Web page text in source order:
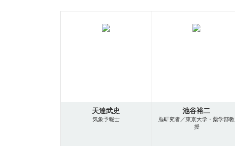
天達武史
気象予報士
池谷裕二
脳研究者／東京大学・薬学部教
授